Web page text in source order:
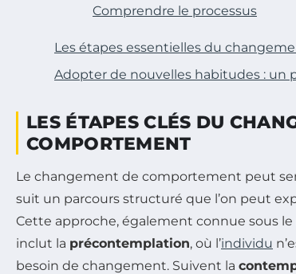
Comprendre le processus
Les étapes essentielles du
Adopter de nouvelles habitudes : un
LES ÉTAPES CLÉS DU
COMPORTEMENT
Le changement de comportement peut
suit un parcours structuré que l’on peut
Cette approche, également connue sous
inclut la précontemplation, où l’individu
besoin de changement. Suivent la